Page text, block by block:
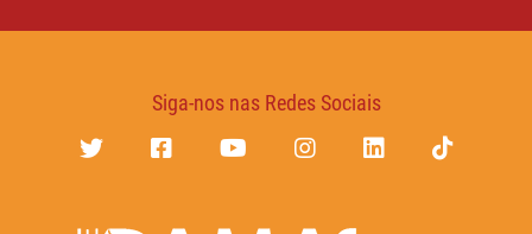
Siga-nos nas Redes Sociais